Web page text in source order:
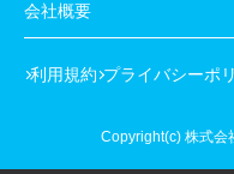
会社概要
利用規約 プライバシーポ
Copyright(c) 株式会